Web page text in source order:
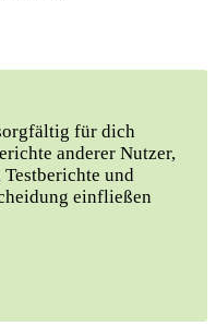
⁢für dich
‍anderer Nutzer,
und
einfließen